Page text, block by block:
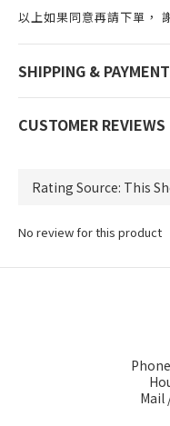
以上如果同意再請下單，
SHIPPING & PAYMENT
CUSTOMER REVIEWS
No review for this product
Mail